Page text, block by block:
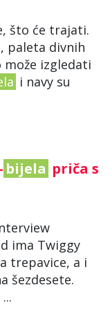
što će trajati.
paleta divnih
izgledati
i navy su
bijela priča s
ima Twiggy
trepavice, a i
šezdesete.